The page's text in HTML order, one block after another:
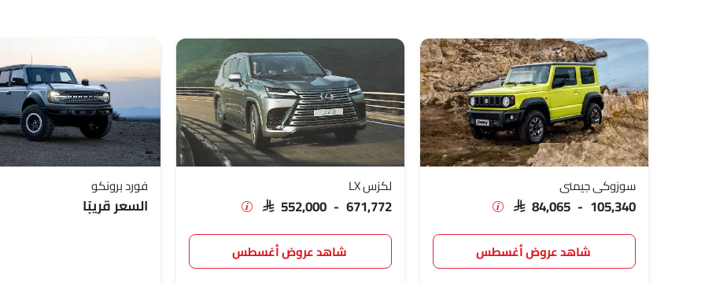
لكزس LX
SAR 552,000 - 671,772
سوزوكي جمني 5 أبواب
SAR 88,665 - 111,090
سوزوكي جيمني
SAR 84,065 - 105,340
شاهد عروض أغسطس
لكزس LX
SAR 552,000 - 671,772
شاهد عروض أغسطس
فورد برونكو
السعر قريبًا